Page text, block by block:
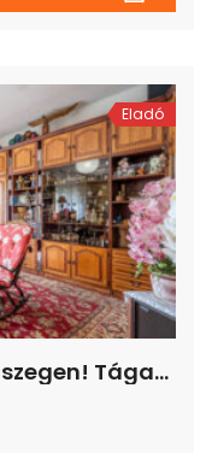
Eladó
Fedezze fel új otthonát Isaszegen! Tágas, 2 lakásos ház várja Önt!